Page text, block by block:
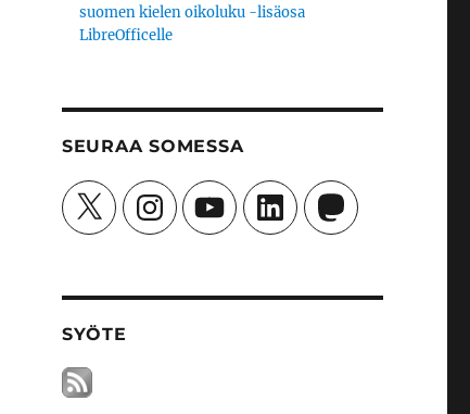
suomen kielen oikoluku -lisäosa
LibreOfficelle
SEURAA SOMESSA
X InstagramYouTubeLinkedInMastodon
SYÖTE